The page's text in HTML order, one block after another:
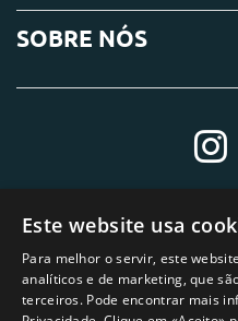
SOBRE NÓS
Este website usa
Para melhor o servir, este
analíticos e de marketing, que
terceiros. Pode encontrar mais